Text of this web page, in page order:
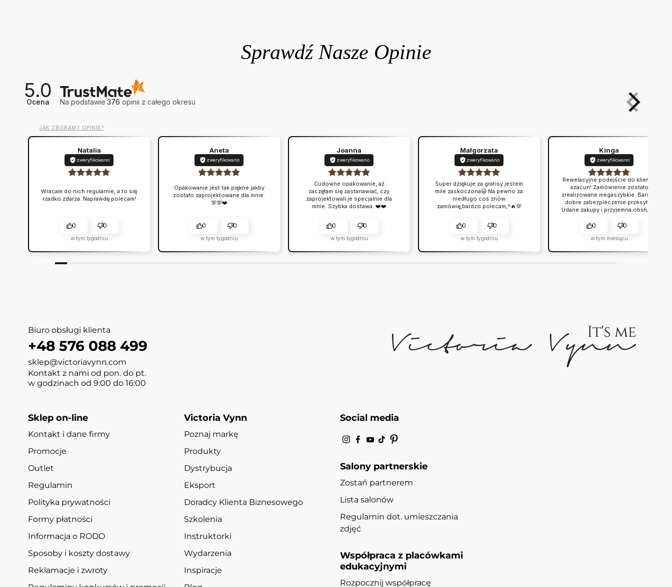
5.0
Ocena Na podstawie 376 opinii z całego okresu
JAK ZBIERAMY OPINIE?
Natalia
zweryfikowano
Wracam do nich regularnie, a to się
rzadko zdarza. Naprawdę polecam!
0 0
w tym tygodniu
Aneta
zweryfikowano
Opakowanie jest tak piękne jakby
zostało zaprojektowane dla mnie.
💯💯❤️
0 0
w tym tygodniu
Joanna
zweryfikowano
Cudowne opakowanie, aż
zaczęłam się zastanawiać, czy
zaprojektowali je specjalnie dla
mnie. Szybka dostawa. ❤️❤️
0 0
w tym tygodniu
Małgorzata
zweryfikowano
Super dziękuje za gratisy jestem
mile zaskoczona😃 Na pewno za
niedługo coś znów
zamówię,bardzo polecam,!!🔥💯
0 0
w tym tygodniu
Kinga
zweryfikowano
Rewelacyjne podejście do klienta,
szacun! Zamówienie zostało
zrealizowane megaszybkie. Bardzo
dobre zabezpieczenie przesyłki.
Udane zakupy i przyjemna obsługa.
0 0
w tym miesiącu
Biuro obsługi klienta
+48 576 088 499
sklep@victoriavynn.com
Kontakt z nami od pon. do pt.
w godzinach od 9:00 do 16:00
Sklep on-line
Kontakt i dane firmy
Promocje
Outlet
Regulamin
Polityka prywatności
Formy płatności
Informacja o RODO
Sposoby i koszty dostawy
Reklamacje i zwroty
Victoria Vynn
Poznaj markę
Produkty
Dystrybucja
Eksport
Doradcy Klienta Biznesowego
Szkolenia
Instruktorki
Wydarzenia
Inspiracje
Social media
Salony partnerskie
Zostań partnerem
Lista salonów
Regulamin dot. umieszczania
zdjęć
Współpraca z placówkami
edukacyjnymi
Rozpocznij współpracę